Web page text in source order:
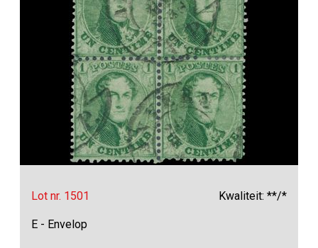
Lot nr. 1501 Kwaliteit: **/*
E - Envelop